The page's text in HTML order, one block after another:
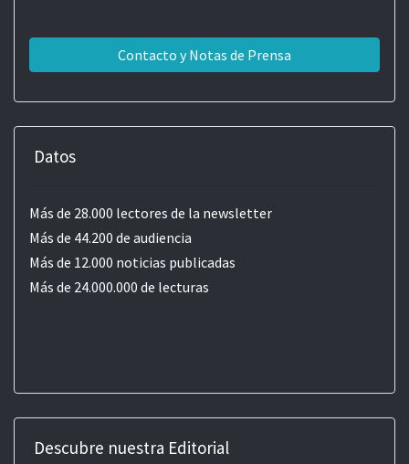
Contacto y Notas de Prensa
Datos
Más de 28.000 lectores de la newsletter
Más de 44.200 de audiencia
Más de 12.000 noticias publicadas
Más de 24.000.000 de lecturas
Descubre nuestra Editorial